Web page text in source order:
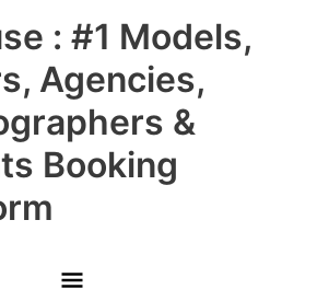
: #1 Models,
Agencies,
&
Booking
Main
Menu